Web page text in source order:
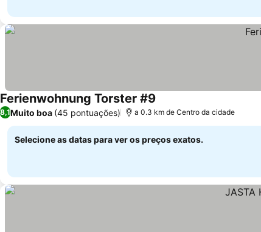
Ferienwohnung Torster #9
8,1Muito boa (45 pontuações) a 0.3 km de Centro da cidade
Selecione as datas para ver os preços exatos.